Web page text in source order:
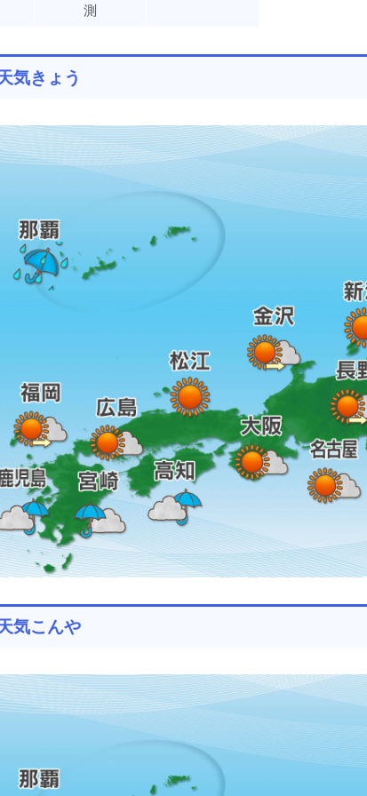
測
気きょう
気こんや